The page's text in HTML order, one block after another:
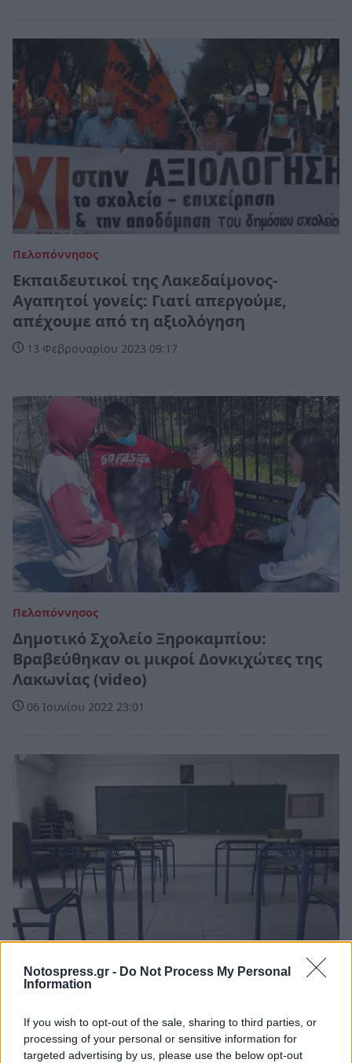
Notospress.gr - Do Not Process My Personal
Information
If you wish to opt-out of the sale, sharing to third parties, or
processing of your personal or sensitive information for
targeted advertising by us, please use the below opt-out
Πελοπόννησος
Εκπαιδευτικοί της Λακεδαίμονος-
Αγαπητοί γονείς: Γιατί απεργούμε,
απέχουμε από τη αξιολόγηση
13 Φεβρουαρίου 2023 09:17
Πελοπόννησος
Δημοτικό Σχολείο Ξηροκαμπίου:
Βραβεύθηκαν οι μικροί Δονκιχώτες της
Λακωνίας (video)
06 Ιουνίου 2022 23:01
Πελοπόννησος
Διοικητικό Συμβούλιο και Ελεγκτική
Επιτροπή